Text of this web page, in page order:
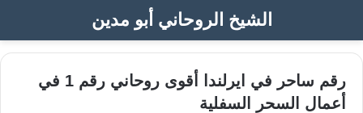
الشيخ الروحاني أبو مدين
رقم ساحر في ايرلندا أقوى روحاني رقم 1 في
أعمال السحر السفلية